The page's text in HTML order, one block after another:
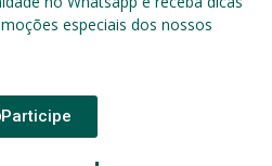
especiais dos nossos
Participe